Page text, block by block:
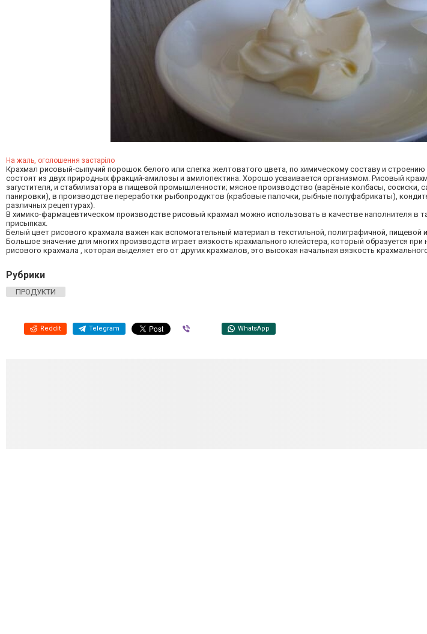
На жаль, оголошення застаріло
Крахмал рисовый-сыпучий порошок белого или слегка желтоватого цвета, по химическому составу и
состоят из двух природных фракций-амилозы и амилопектина. Хорошо усваивается организмом. Рисовый
загустителя, и стабилизатора в пищевой промышленности; мясное производство (варёные колбасы, сосиски,
панировки), в производстве переработки рыбопродуктов (крабовые палочки, рыбные полуфабрикаты),
различных рецептурах).
В химико-фармацевтическом производстве рисовый крахмал можно использовать в качестве наполнителя в
присыпках.
Белый цвет рисового крахмала важен как вспомогательный материал в текстильной, полиграфичной, пищевой
Большое значение для многих производств играет вязкость крахмального клейстера, который образуется при
рисового крахмала , которая выделяет его от других крахмалов, это высокая начальная вязкость
Рубрики
ПРОДУКТИ
Reddit Telegram WhatsApp